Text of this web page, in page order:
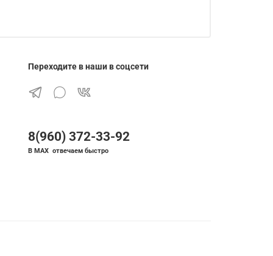
Переходите в наши в соцсети
8(960) 372-33-92
В MAX отвечаем быстро